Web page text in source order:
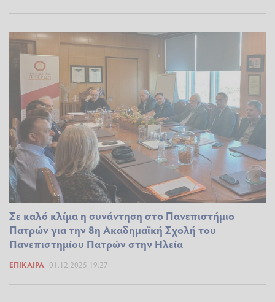
Σε καλό κλίμα η συνάντηση στο Πανεπιστήμιο
Πατρών για την 8η Ακαδημαϊκή Σχολή του
Πανεπιστημίου Πατρών στην Ηλεία
ΕΠΊΚΑΙΡΑ 01.12.2025 19:27